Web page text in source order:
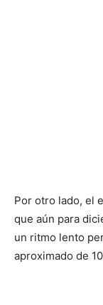
Por otro lado, el
que aún para
un ritmo lento
aproximado de